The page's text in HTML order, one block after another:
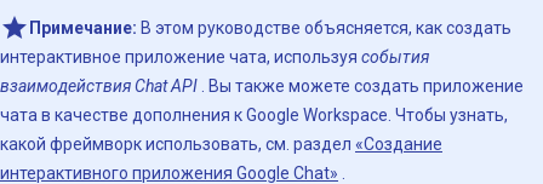
Примечание: В этом руководстве объясняется, как создать
интерактивное приложение чата, используя события
взаимодействия Chat API . Вы также можете создать приложение
чата в качестве дополнения к Google Workspace. Чтобы узнать,
какой фреймворк использовать, см. раздел «Создание
интерактивного приложения Google Chat»